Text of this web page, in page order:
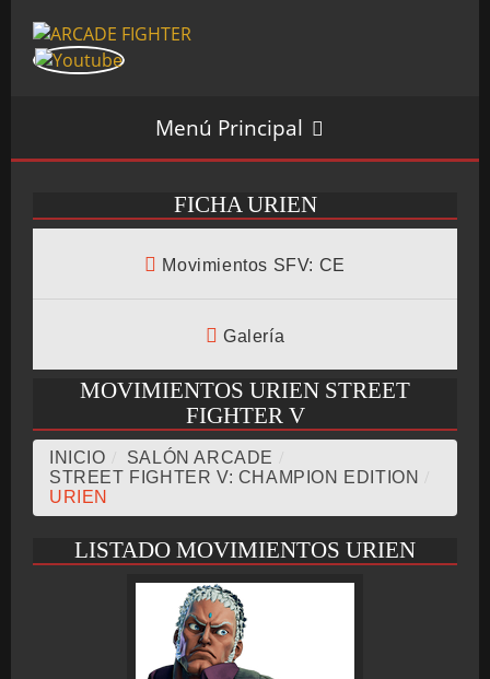
Menú Principal
INICIO
GALERÍAS
CRONOLOGÍA
ARCADE STICK
FICHA URIEN
Movimientos SFV: CE
Galería
MOVIMIENTOS URIEN STREET
FIGHTER V
INICIO SALÓN ARCADE
STREET FIGHTER V: CHAMPION EDITION
URIEN
LISTADO MOVIMIENTOS URIEN